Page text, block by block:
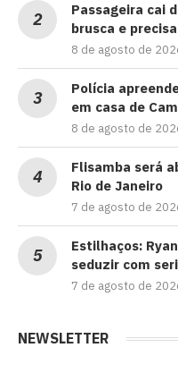
Passageira cai
brusca e
8 de agosto de
Polícia
em casa de
8 de agosto de
Flisamba será
Rio de Janeiro
7 de agosto de
Estilhaços:
seduzir com
7 de agosto de
NEWSLETTER